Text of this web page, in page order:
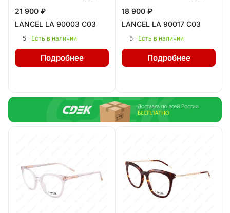
21 900 ₽
LANCEL LA 90003 C03
5 Есть в наличии
Подробнее
18 900 ₽
LANCEL LA 90017 C03
5 Есть в наличии
Подробнее